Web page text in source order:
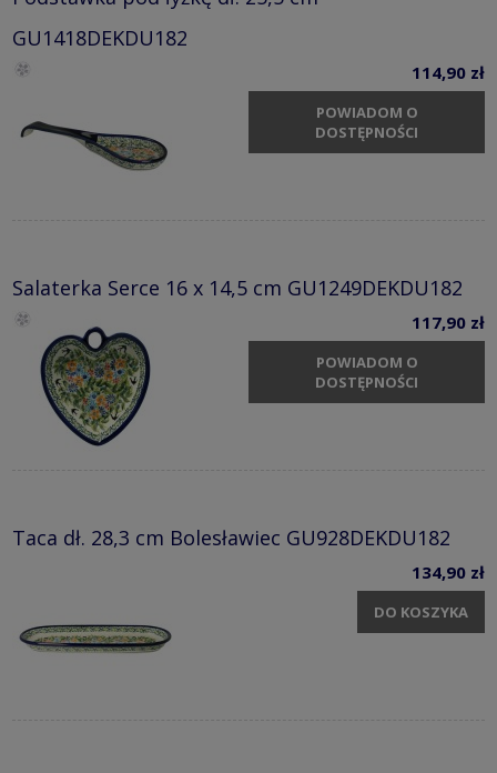
GU1418DEKDU182
114,90 zł
POWIADOM O
DOSTĘPNOŚCI
Salaterka Serce 16 x 14,5 cm GU1249DEKDU182
117,90 zł
POWIADOM O
DOSTĘPNOŚCI
Taca dł. 28,3 cm Bolesławiec GU928DEKDU182
134,90 zł
DO KOSZYKA